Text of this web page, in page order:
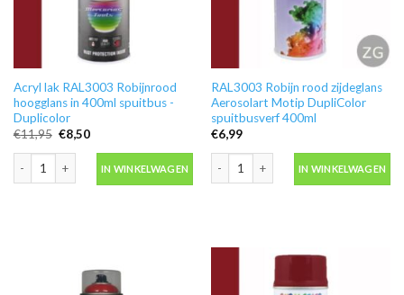
Acryl lak RAL3003 Robijnrood
hoogglans in 400ml spuitbus -
Duplicolor
€11,95 Oorspronkelijke
prijs
was:
€11,95.
€8,50Huidige
is:
€8,50.
IN WINKELWAGEN
RAL3003 Robijn rood zijdeglans
Aerosolart Motip DupliColor
spuitbusverf 400ml
€6,99
IN WINKELWAGEN